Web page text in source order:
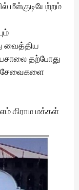
மீள்குடியேற்றம்
வைத்திய
தற்போது
சேவைகளை
கிராம மக்கள்